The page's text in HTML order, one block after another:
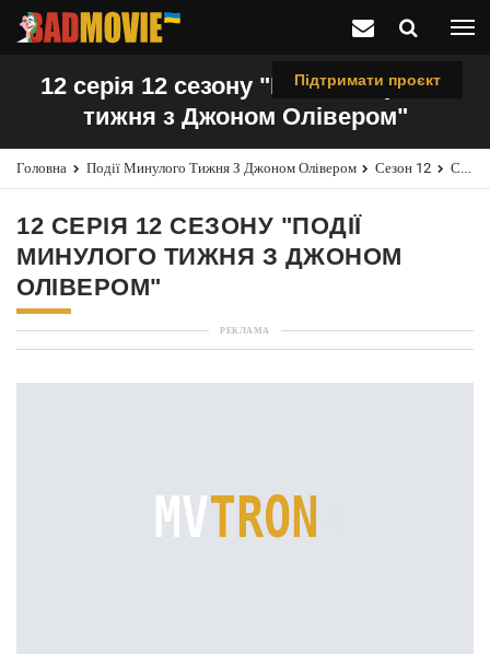
Підтримати проєкт
12 серія 12 сезону "Події минулого
тижня з Джоном Олівером"
Головна Події Минулого Тижня З Джоном Олівером Сезон 12 Серія 12
12 СЕРІЯ 12 СЕЗОНУ "ПОДІЇ
МИНУЛОГО ТИЖНЯ З ДЖОНОМ
ОЛІВЕРОМ"
РЕКЛАМА